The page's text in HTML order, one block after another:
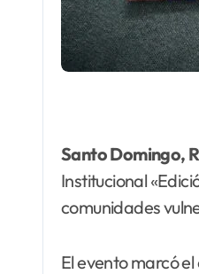
Santo Domingo,
Institucional
comunidades
El evento marcó